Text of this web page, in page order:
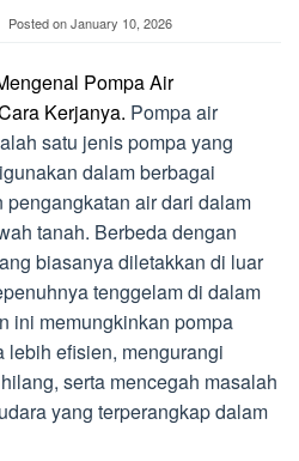
Posted onJanuary 10, 2026
Pompa Air
Kerjanya. Pompa air
satu jenis pompa yang
dalam berbagai
air dari dalam
tanah. Berbeda dengan
biasanya diletakkan di luar
tenggelam di dalam
ini memungkinkan pompa
lebih efisien, mengurangi
serta mencegah masalah
yang terperangkap dalam